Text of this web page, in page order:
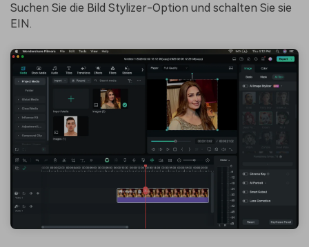
Suchen Sie die Bild Stylizer-Option und schalten Sie sie
EIN.